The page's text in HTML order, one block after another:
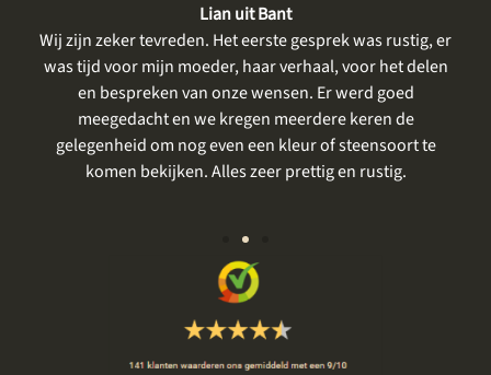
Lian uit Bant
Wij zijn zeker tevreden. Het eerste gesprek was rustig, er
was tijd voor mijn moeder, haar verhaal, voor het delen
en bespreken van onze wensen. Er werd goed
meegedacht en we kregen meerdere keren de
gelegenheid om nog even een kleur of steensoort te
komen bekijken. Alles zeer prettig en rustig.